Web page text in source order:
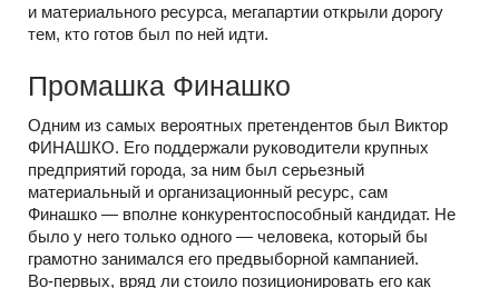
и материального ресурса, мегапартии открыли дорогу
тем, кто готов был по ней идти.
Промашка Финашко
Одним из самых вероятных претендентов был Виктор
ФИНАШКО. Его поддержали руководители крупных
предприятий города, за ним был серьезный
материальный и организационный ресурс, сам
Финашко — вполне конкурентоспособный кандидат. Не
было у него только одного — человека, который бы
грамотно занимался его предвыборной кампанией.
Во-первых, вряд ли стоило позиционировать его как